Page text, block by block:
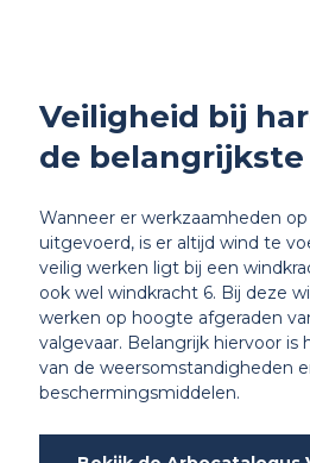
Veiligheid bij
de belangrijkste
Wanneer er werkzaamheden
uitgevoerd, is er altijd wind te
veilig werken ligt bij een
ook wel windkracht 6. Bij deze
werken op hoogte afgeraden
valgevaar. Belangrijk hiervoor
van de weersomstandigheden
beschermingsmiddelen.